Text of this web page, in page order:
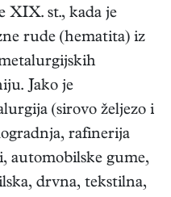
XIX. st., kada je
rude (hematita) iz
Jako je
(sirovo željezo i
rafinerija
automobilske gume,
drvna, tekstilna,